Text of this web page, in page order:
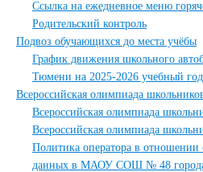
Ссылка на ежедневное меню
Родительский контроль
Подвоз обучающихся до места учёбы
График движения школьного
Тюмени на 2025-2026 учебный год
Всероссийская олимпиада
Всероссийская олимпиада
Всероссийская олимпиада
Политика оператора в отношении
данных в МАОУ СОШ № 48